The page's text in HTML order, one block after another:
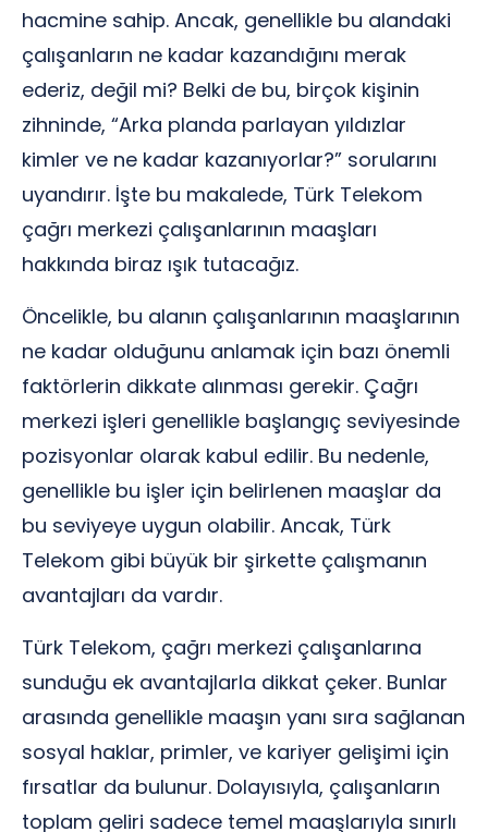
hacmine sahip. Ancak, genellikle bu alandaki
çalışanların ne kadar kazandığını merak
ederiz, değil mi? Belki de bu, birçok kişinin
zihninde, “Arka planda parlayan yıldızlar
kimler ve ne kadar kazanıyorlar?” sorularını
uyandırır. İşte bu makalede, Türk Telekom
çağrı merkezi çalışanlarının maaşları
hakkında biraz ışık tutacağız.
Öncelikle, bu alanın çalışanlarının maaşlarının
ne kadar olduğunu anlamak için bazı önemli
faktörlerin dikkate alınması gerekir. Çağrı
merkezi işleri genellikle başlangıç seviyesinde
pozisyonlar olarak kabul edilir. Bu nedenle,
genellikle bu işler için belirlenen maaşlar da
bu seviyeye uygun olabilir. Ancak, Türk
Telekom gibi büyük bir şirkette çalışmanın
avantajları da vardır.
Türk Telekom, çağrı merkezi çalışanlarına
sunduğu ek avantajlarla dikkat çeker. Bunlar
arasında genellikle maaşın yanı sıra sağlanan
sosyal haklar, primler, ve kariyer gelişimi için
fırsatlar da bulunur. Dolayısıyla, çalışanların
toplam geliri sadece temel maaşlarıyla sınırlı